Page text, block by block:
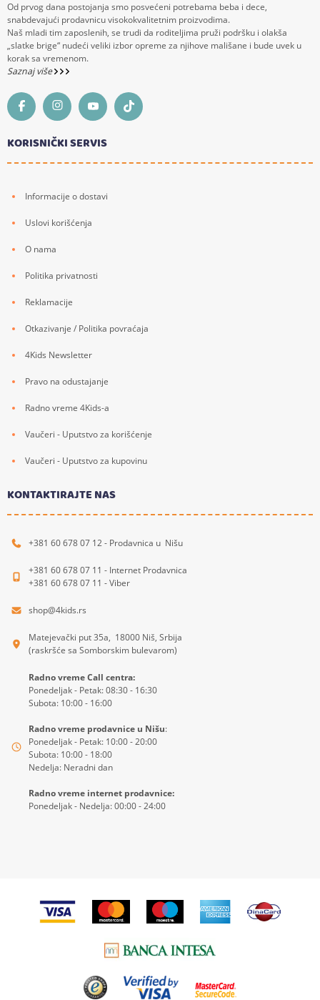
Od prvog dana postojanja smo posvećeni potrebama beba i dece,
snabdevajući prodavnicu visokokvalitetnim proizvodima.
Naš mladi tim zaposlenih, se trudi da roditeljima pruži podršku i olakša
„slatke brige“ nudeći veliki izbor opreme za njihove mališane i bude uvek u
korak sa vremenom.
Saznaj više
KORISNIČKI SERVIS
Informacije o dostavi
Uslovi korišćenja
O nama
Politika privatnosti
Reklamacije
Otkazivanje / Politika povraćaja
4Kids Newsletter
Pravo na odustajanje
Radno vreme 4Kids-a
Vaučeri - Uputstvo za korišćenje
Vaučeri - Uputstvo za kupovinu
KONTAKTIRAJTE NAS
+381 60 678 07 12 - Prodavnica u Nišu
+381 60 678 07 11 - Internet Prodavnica
+381 60 678 07 11 - Viber
shop@4kids.rs
Matejevački put 35a, 18000 Niš, Srbija
(raskršće sa Somborskim bulevarom)
Radno vreme Call centra:
Ponedeljak - Petak: 08:30 - 16:30
Subota: 10:00 - 16:00
Radno vreme prodavnice u Nišu:
Ponedeljak - Petak: 10:00 - 20:00
Subota: 10:00 - 18:00
Nedelja: Neradni dan
Radno vreme internet prodavnice:
Ponedeljak - Nedelja: 00:00 - 24:00